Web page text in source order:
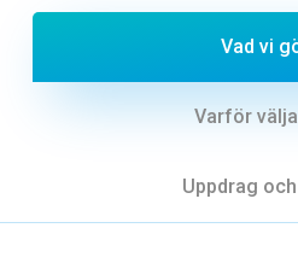
Vad vi
Varför
Uppdrag